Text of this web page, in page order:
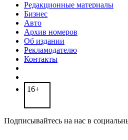
Редакционные материалы
Бизнес
Авто
Архив номеров
Об издании
Рекламодателю
Контакты
16+
Подписывайтесь на нас в